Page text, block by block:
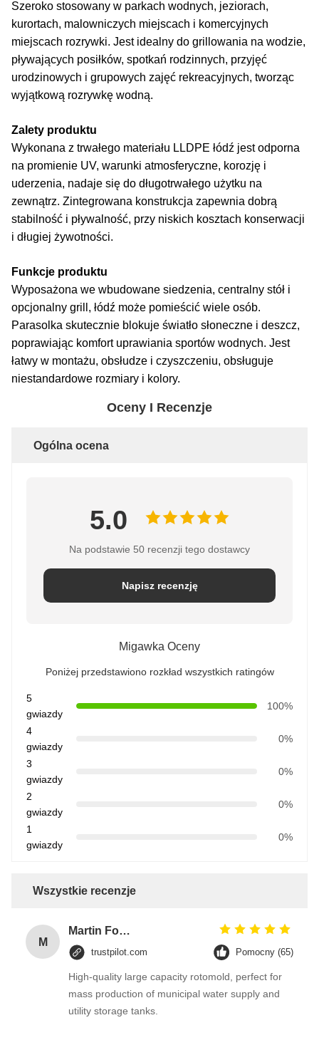
Szeroko stosowany w parkach wodnych, jeziorach,
kurortach, malowniczych miejscach i komercyjnych
miejscach rozrywki. Jest idealny do grillowania na wodzie,
pływających posiłków, spotkań rodzinnych, przyjęć
urodzinowych i grupowych zajęć rekreacyjnych, tworząc
wyjątkową rozrywkę wodną.
Zalety produktu
Wykonana z trwałego materiału LLDPE łódź jest odporna
na promienie UV, warunki atmosferyczne, korozję i
uderzenia, nadaje się do długotrwałego użytku na
zewnątrz. Zintegrowana konstrukcja zapewnia dobrą
stabilność i pływalność, przy niskich kosztach konserwacji
i długiej żywotności.
Funkcje produktu
Wyposażona we wbudowane siedzenia, centralny stół i
opcjonalny grill, łódź może pomieścić wiele osób.
Parasolka skutecznie blokuje światło słoneczne i deszcz,
poprawiając komfort uprawiania sportów wodnych. Jest
łatwy w montażu, obsłudze i czyszczeniu, obsługuje
niestandardowe rozmiary i kolory.
Oceny I Recenzje
Ogólna ocena
5.0
Na podstawie 50 recenzji tego dostawcy
Napisz recenzję
Migawka Oceny
Poniżej przedstawiono rozkład wszystkich ratingów
5
gwiazdy
100%
4
gwiazdy
0%
3
gwiazdy
0%
2
gwiazdy
0%
1
gwiazdy
0%
Wszystkie recenzje
M
Martin Foster
trustpilot.com Pomocny (65)
High-quality large capacity rotomold, perfect for
mass production of municipal water supply and
utility storage tanks.